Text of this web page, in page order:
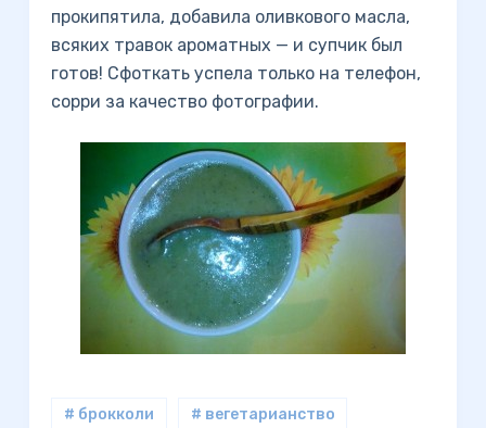
прокипятила, добавила оливкового масла,
всяких травок ароматных — и супчик был
готов! Сфоткать успела только на телефон,
сорри за качество фотографии.
# брокколи # вегетарианство